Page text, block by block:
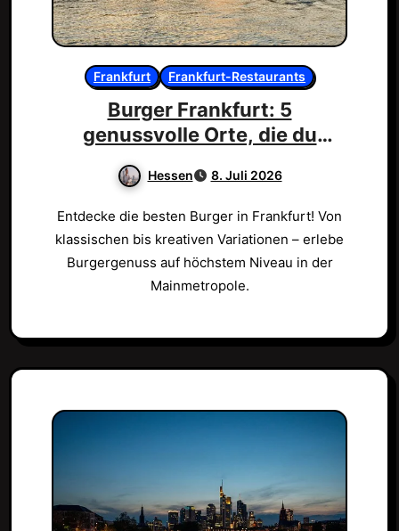
Frankfurt Frankfurt-Restaurants
Burger Frankfurt: 5
genussvolle Orte, die du
probieren musst!
Hessen 8. Juli 2026
Entdecke die besten Burger in Frankfurt! Von
klassischen bis kreativen Variationen – erlebe
Burgergenuss auf höchstem Niveau in der
Mainmetropole.